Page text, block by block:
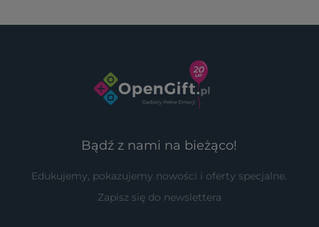
Bądź z nami na bieżąco!
Edukujemy, pokazujemy nowości i oferty specjalne.
Zapisz się do newslettera